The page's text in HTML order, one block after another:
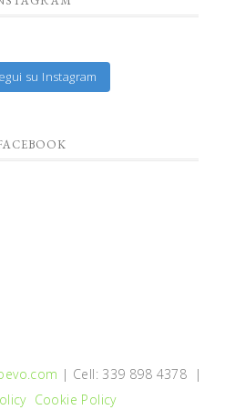
su Instagram
| Cell: 339 898 4378 |
Cookie Policy